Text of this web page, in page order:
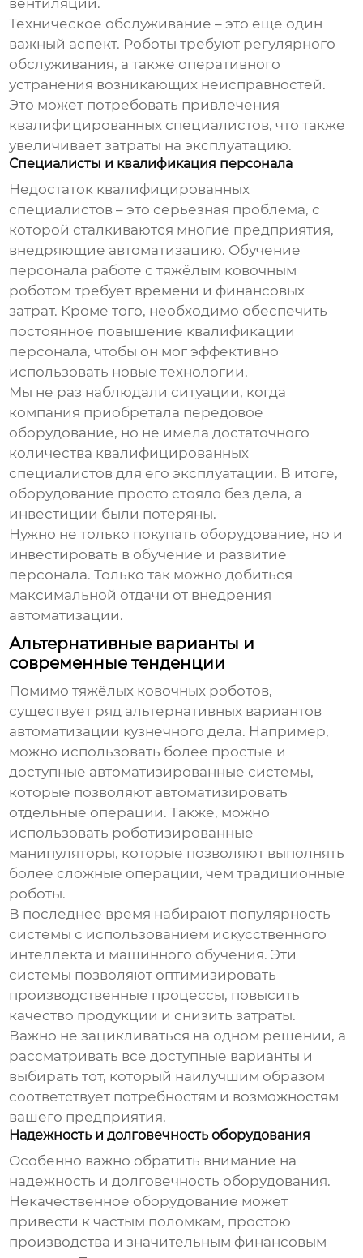
вентиляции.
Техническое обслуживание – это еще один
важный аспект. Роботы требуют регулярного
обслуживания, а также оперативного
устранения возникающих неисправностей.
Это может потребовать привлечения
квалифицированных специалистов, что также
увеличивает затраты на эксплуатацию.
Специалисты и квалификация персонала
Недостаток квалифицированных
специалистов – это серьезная проблема, с
которой сталкиваются многие предприятия,
внедряющие автоматизацию. Обучение
персонала работе стяжёлым ковочным
роботом требует времени и финансовых
затрат. Кроме того, необходимо обеспечить
постоянное повышение квалификации
персонала, чтобы он мог эффективно
использовать новые технологии.
Мы не раз наблюдали ситуации, когда
компания приобретала передовое
оборудование, но не имела достаточного
количества квалифицированных
специалистов для его эксплуатации. В итоге,
оборудование просто стояло без дела, а
инвестиции были потеряны.
Нужно не только покупать оборудование, но и
инвестировать в обучение и развитие
персонала. Только так можно добиться
максимальной отдачи от внедрения
автоматизации.
Альтернативные варианты и
современные тенденции
Помимотяжёлых ковочных роботов,
существует ряд альтернативных вариантов
автоматизации кузнечного дела. Например,
можно использовать более простые и
доступные автоматизированные системы,
которые позволяют автоматизировать
отдельные операции. Также, можно
использовать роботизированные
манипуляторы, которые позволяют выполнять
более сложные операции, чем традиционные
роботы.
В последнее время набирают популярность
системы с использованием искусственного
интеллекта и машинного обучения. Эти
системы позволяют оптимизировать
производственные процессы, повысить
качество продукции и снизить затраты.
Важно не зацикливаться на одном решении, а
рассматривать все доступные варианты и
выбирать тот, который наилучшим образом
соответствует потребностям и возможностям
вашего предприятия.
Надежность и долговечность оборудования
Особенно важно обратить внимание на
надежность и долговечность оборудования.
Некачественное оборудование может
привести к частым поломкам, простою
производства и значительным финансовым